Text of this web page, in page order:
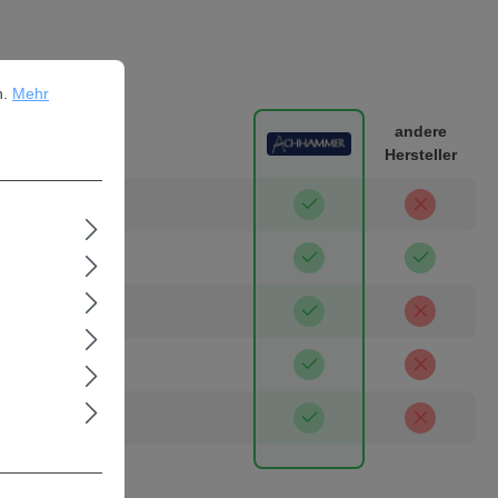
andere
Hersteller
Informationen ...
Mehr